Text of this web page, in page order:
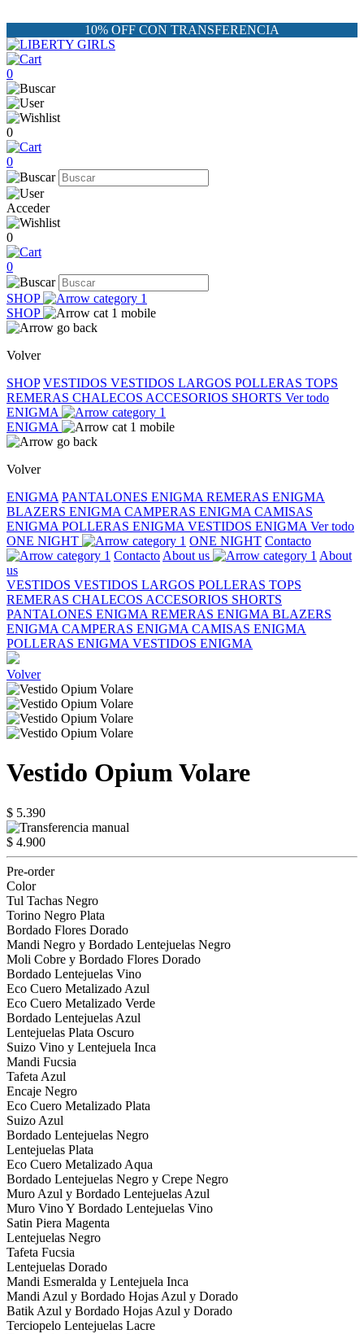
10% OFF CON TRANSFERENCIA
0
0
0
Acceder
0
0
SHOP
SHOP
Volver
SHOP VESTIDOS VESTIDOS LARGOS POLLERAS TOPS
REMERAS CHALECOS ACCESORIOS SHORTS Ver todo
ENIGMA
ENIGMA
Volver
ENIGMA PANTALONES ENIGMA REMERAS ENIGMA
BLAZERS ENIGMA CAMPERAS ENIGMA CAMISAS
ENIGMA POLLERAS ENIGMA VESTIDOS ENIGMA Ver todo
ONE NIGHT
ONE NIGHT Contacto
Contacto About us
About
us
VESTIDOS VESTIDOS LARGOS POLLERAS TOPS
REMERAS CHALECOS ACCESORIOS SHORTS
PANTALONES ENIGMA REMERAS ENIGMA BLAZERS
ENIGMA CAMPERAS ENIGMA CAMISAS ENIGMA
POLLERAS ENIGMA VESTIDOS ENIGMA
Volver
Vestido Opium Volare
$ 5.390
$ 4.900
Pre-order
Color
Tul Tachas Negro
Torino Negro Plata
Bordado Flores Dorado
Mandi Negro y Bordado Lentejuelas Negro
Moli Cobre y Bordado Flores Dorado
Bordado Lentejuelas Vino
Eco Cuero Metalizado Azul
Eco Cuero Metalizado Verde
Bordado Lentejuelas Azul
Lentejuelas Plata Oscuro
Suizo Vino y Lentejuela Inca
Mandi Fucsia
Tafeta Azul
Encaje Negro
Eco Cuero Metalizado Plata
Suizo Azul
Bordado Lentejuelas Negro
Lentejuelas Plata
Eco Cuero Metalizado Aqua
Bordado Lentejuelas Negro y Crepe Negro
Muro Azul y Bordado Lentejuelas Azul
Muro Vino Y Bordado Lentejuelas Vino
Satin Piera Magenta
Lentejuelas Negro
Tafeta Fucsia
Lentejuelas Dorado
Mandi Esmeralda y Lentejuela Inca
Mandi Azul y Bordado Hojas Azul y Dorado
Batik Azul y Bordado Hojas Azul y Dorado
Terciopelo Lentejuelas Lacre